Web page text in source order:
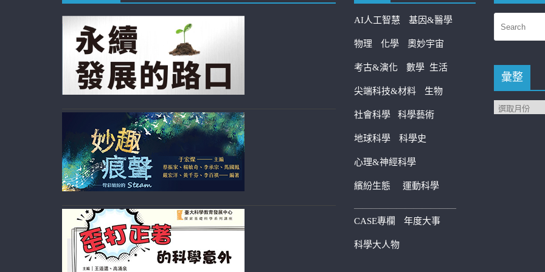
AI人工智慧 基因&醫學
物理 化學 奧妙宇宙
考古&演化 數學 生活
尖端科技&材料 生物
社會科學 科學藝術
地球科學 科學史
心理&神經科學
繽紛生態 運動科學
————————————
CASE專欄 年度大事
科學大人物
彙整